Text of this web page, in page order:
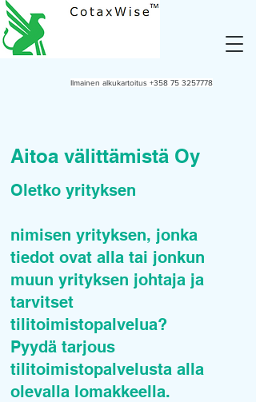
Ilmainen alkukartoitus +358 75 3257778
Aitoa välittämistä Oy
Oletko yrityksen
nimisen yrityksen, jonka
tiedot ovat alla tai jonkun
muun yrityksen johtaja ja
tarvitset
tilitoimistopalvelua?
Pyydä tarjous
tilitoimistopalvelusta alla
olevalla lomakkeella.